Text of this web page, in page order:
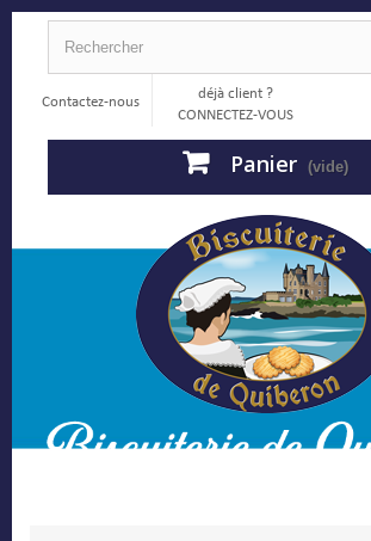
Contactez-nous
déjà client ?
CONNECTEZ-VOUS
Panier (vide)